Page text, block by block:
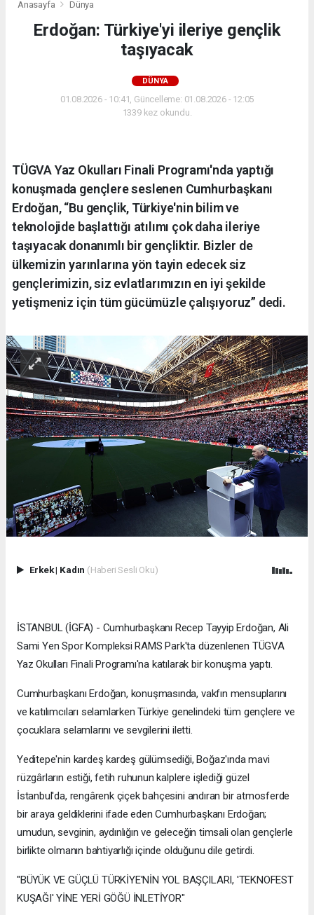
Anasayfa Dünya
Erdoğan: Türkiye'yi ileriye gençlik
taşıyacak
DÜNYA
01.08.2026 - 10:41, Güncelleme: 01.08.2026 - 12:05
1339 kez okundu.
TÜGVA Yaz Okulları Finali Programı'nda yaptığı
konuşmada gençlere seslenen Cumhurbaşkanı
Erdoğan, “Bu gençlik, Türkiye'nin bilim ve
teknolojide başlattığı atılımı çok daha ileriye
taşıyacak donanımlı bir gençliktir. Bizler de
ülkemizin yarınlarına yön tayin edecek siz
gençlerimizin, siz evlatlarımızın en iyi şekilde
yetişmeniz için tüm gücümüzle çalışıyoruz” dedi.
Erkek| Kadın (Haberi Sesli Oku)
İSTANBUL (İGFA) - Cumhurbaşkanı Recep Tayyip Erdoğan, Ali
Sami Yen Spor Kompleksi RAMS Park'ta düzenlenen TÜGVA
Yaz Okulları Finali Programı'na katılarak bir konuşma yaptı.
Cumhurbaşkanı Erdoğan, konuşmasında, vakfın mensuplarını
ve katılımcıları selamlarken Türkiye genelindeki tüm gençlere ve
çocuklara selamlarını ve sevgilerini iletti.
Yeditepe'nin kardeş kardeş gülümsediği, Boğaz'ında mavi
rüzgârların estiği, fetih ruhunun kalplere işlediği güzel
İstanbul'da, rengârenk çiçek bahçesini andıran bir atmosferde
bir araya geldiklerini ifade eden Cumhurbaşkanı Erdoğan;
umudun, sevginin, aydınlığın ve geleceğin timsali olan gençlerle
birlikte olmanın bahtiyarlığı içinde olduğunu dile getirdi.
"BÜYÜK VE GÜÇLÜ TÜRKİYE'NİN YOL BAŞÇILARI, 'TEKNOFEST
KUŞAĞI' YİNE YERİ GÖĞÜ İNLETİYOR"